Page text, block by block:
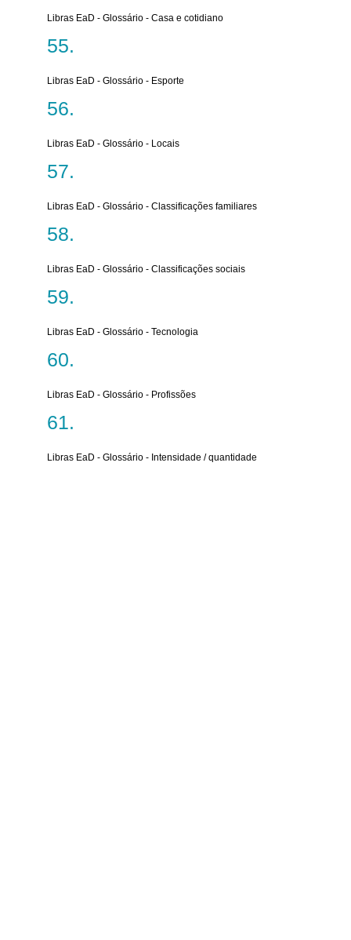
Libras EaD - Glossário - Casa e cotidiano
Libras EaD - Glossário - Esporte
Libras EaD - Glossário - Locais
Libras EaD - Glossário - Classificações familiares
Libras EaD - Glossário - Classificações sociais
Libras EaD - Glossário - Tecnologia
Libras EaD - Glossário - Profissões
Libras EaD - Glossário - Intensidade / quantidade